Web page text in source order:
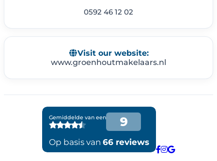
0592 46 12 02
Visit our website:
www.groenhoutmakelaars.nl